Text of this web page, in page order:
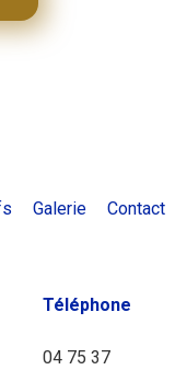
Galerie Contact
Téléphone
04 75 37